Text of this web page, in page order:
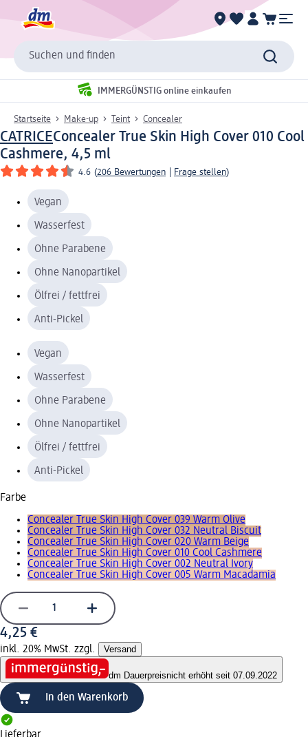
Suchen und finden
IMMERGÜNSTIG online einkaufen
Startseite Make-up Teint Concealer
CATRICEConcealer True Skin High Cover 010 Cool
Cashmere, 4,5 ml
4.6 (206 Bewertungen Frage stellen)
Vegan
Wasserfest
Ohne Parabene
Ohne Nanopartikel
Ölfrei / fettfrei
Anti-Pickel
Vegan
Wasserfest
Ohne Parabene
Ohne Nanopartikel
Ölfrei / fettfrei
Anti-Pickel
Farbe
Concealer True Skin High Cover 039 Warm Olive
Concealer True Skin High Cover 032 Neutral Biscuit
Concealer True Skin High Cover 020 Warm Beige
Concealer True Skin High Cover 010 Cool Cashmere
Concealer True Skin High Cover 002 Neutral Ivory
Concealer True Skin High Cover 005 Warm Macadamia
4,25 €
inkl. 20% MwSt. zzgl. Versand
dm Dauerpreisnicht erhöht seit 07.09.2022
In den Warenkorb